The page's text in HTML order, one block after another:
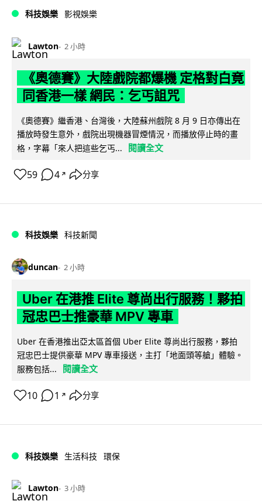
科技娛樂 影視娛樂
Lawton 2 小時
《奧德賽》大陸戲院都爆機 定格對白竟
同香港一樣 網民：乞丐詛咒
《奧德賽》繼香港、台灣後，大陸蘇州戲院 8 月 9 日亦傳出在
播放時發生意外，戲院出現機器冒煙情況，而播放停止時的畫
格，字幕「來人把這些乞丐...
閱讀全文
59 4 ↗ 分享
科技娛樂 科技新聞
duncan 2 小時
Uber 在港推 Elite 尊尚出行服務！夥拍
冠忠巴士推豪華 MPV 專車
Uber 在香港推出亞太區首個 Uber Elite 尊尚出行服務，夥拍
冠忠巴士提供豪華 MPV 專車接送，主打「地面頭等艙」體驗。
服務包括...
閱讀全文
10 1 ↗ 分享
科技娛樂 生活科技 環保
Lawton 3 小時